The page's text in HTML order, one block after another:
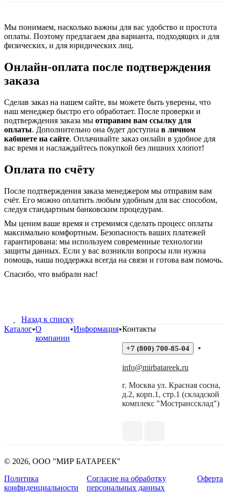
Мы понимаем, насколько важны для вас удобство и простота
оплаты. Поэтому предлагаем два варианта, подходящих и для
физических, и для юридических лиц.
Онлайн-оплата после подтверждения
заказа
Сделав заказ на нашем сайте, вы можете быть уверены, что
наш менеджер быстро его обработает. После проверки и
подтверждения заказа мы отправим вам ссылку для
оплаты. Дополнительно она будет доступна в личном
кабинете на сайте. Оплачивайте заказ онлайн в удобное для
вас время и наслаждайтесь покупкой без лишних хлопот!
Оплата по счёту
После подтверждения заказа менеджером мы отправим вам
счёт. Его можно оплатить любым удобным для вас способом,
следуя стандартным банковским процедурам.
Мы ценим ваше время и стремимся сделать процесс оплаты
максимально комфортным. Безопасность ваших платежей
гарантирована: мы используем современные технологии
защиты данных. Если у вас возникли вопросы или нужна
помощь, наша поддержка всегда на связи и готова вам помочь.
Спасибо, что выбрали нас!
Назад к списку
Каталог О
компании
Информация Контакты
+7 (800) 700-85-04
info@mirbatareek.ru
г. Москва ул. Красная сосна,
д.2, корп.1, стр.1 (складской
комплекс "Мостранссклад")
© 2026, ООО "МИР БАТАРЕЕК"
Политика
конфиденциальности
Согласие на обработку
персональных данных
Оферта